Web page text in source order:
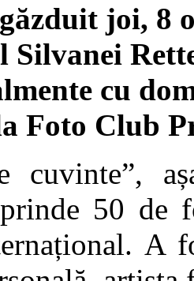
joi, 8
Silvanei
cu
Foto Club
cuvinte”,
50 de
A